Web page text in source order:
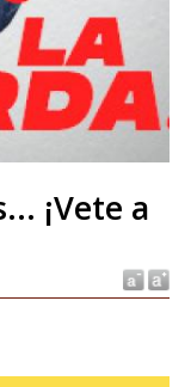
¡Vete a